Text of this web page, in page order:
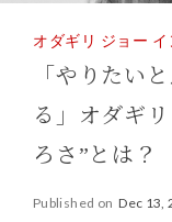
オダギリ ジョー
「やりたい
る」オダギ
ろさ”とは？
Published on Dec 13,